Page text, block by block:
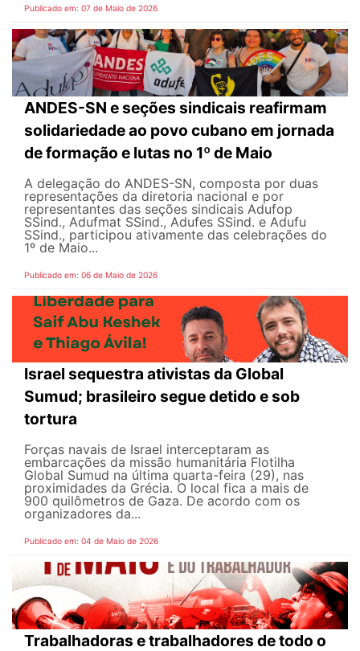
Publicado em: 07 de Maio de 2026
ANDES-SN e seções sindicais reafirmam
solidariedade ao povo cubano em jornada
de formação e lutas no 1º de Maio
A delegação do ANDES-SN, composta por duas
representações da diretoria nacional e por
representantes das seções sindicais Adufop
SSind., Adufmat SSind., Adufes SSind. e Adufu
SSind., participou ativamente das celebrações do
1º de Maio...
Publicado em: 06 de Maio de 2026
Israel sequestra ativistas da Global
Sumud; brasileiro segue detido e sob
tortura
Forças navais de Israel interceptaram as
embarcações da missão humanitária Flotilha
Global Sumud na última quarta-feira (29), nas
proximidades da Grécia. O local fica a mais de
900 quilômetros de Gaza. De acordo com os
organizadores da...
Publicado em: 04 de Maio de 2026
Trabalhadoras e trabalhadores de todo o